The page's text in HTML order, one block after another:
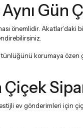
Gün
önemlidir. Akatlar’daki
korumaya özen
Çiçek
ev gönderimleri için